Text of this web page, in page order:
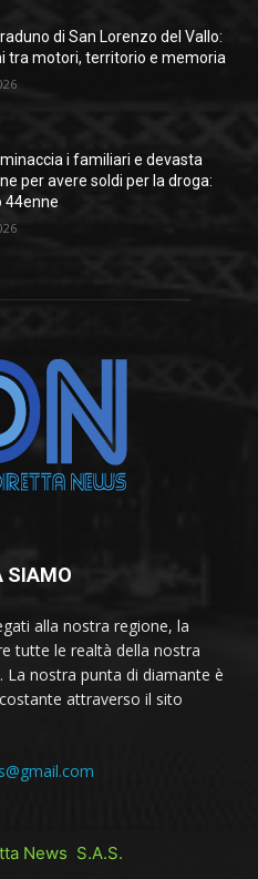
di San Lorenzo del Vallo:
tra motori, territorio e memoria
i familiari e devasta
per avere soldi per la droga:
44enne
SIAMO
alla nostra regione, la
tutte le realtà della nostra
nostra punta di diamante è
attraverso il sito
News S.A.S.